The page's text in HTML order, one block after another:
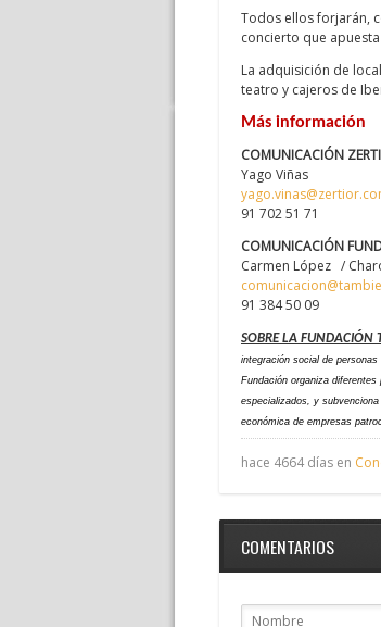
Todos ellos forjarán,
concierto que
La adquisición de
teatro y cajeros de
Más información
COMUNICACIÓN
Yago Viñas
91 702 51 71
COMUNICACIÓN
Carmen López /
91 384 50 09
SOBRE LA FUNDACIÓN
integración social de
Fundación organiza
especializados, y
económica de empresas
hace 4664 días en
COMENTARIOS